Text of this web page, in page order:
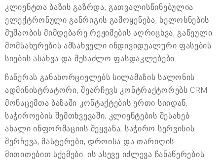
კლიენტთა ბაზის გაზრდა, გათვალისწინებულია
ელექტრონული განრიგის გამოყენება, ხელოსნების
მუშაობის მიმდებარე რეჟიმების აღრიცხვა, გაწეული
მომსახურების ამსახველი ინდივიდუალური ფასების
სიების ასახვა და შესაძლო ფასდაკლებები.
ჩაწერას განახორციელებს სილამაზის სალონის
ადმინისტრატორი, შეარჩევს კონტრაქტორებს CRM
მონაცემთა ბაზაში კონტაქტების ერთი სიიდან,
საჭიროების შემთხვევაში, კლიენტების შესახებ
ახალი ინფორმაციის შეყვანა, საჭირო სერვისის
შერჩევა, მასტერები, დროისა და თარიღის
მითითებით სქემები. ის ასევე იძლევა ჩანაწერების